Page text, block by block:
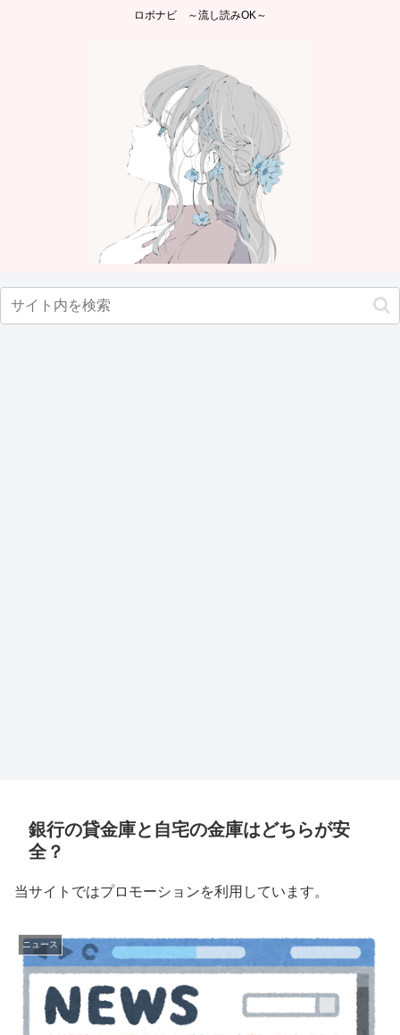
ロボナビ ～流し読みOK～
銀行の貸金庫と自宅の金庫はどちらが安
全？
当サイトではプロモーションを利用しています。
ニュース